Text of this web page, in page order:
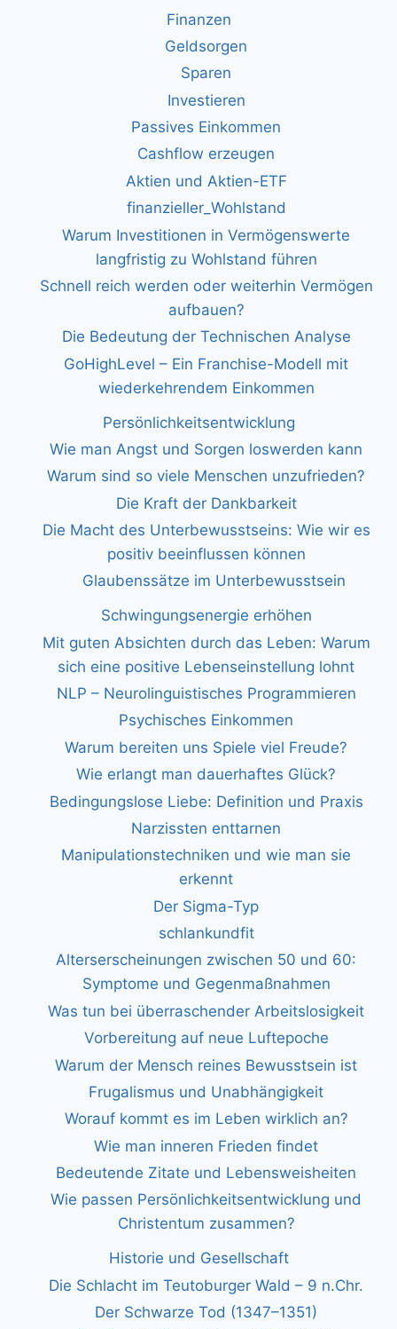
Finanzen
Geldsorgen
Sparen
Investieren
Passives Einkommen
Cashflow erzeugen
Aktien und Aktien-ETF
finanzieller_Wohlstand
Warum Investitionen in Vermögenswerte
langfristig zu Wohlstand führen
Schnell reich werden oder weiterhin Vermögen
aufbauen?
Die Bedeutung der Technischen Analyse
GoHighLevel – Ein Franchise-Modell mit
wiederkehrendem Einkommen
Persönlichkeitsentwicklung
Wie man Angst und Sorgen loswerden kann
Warum sind so viele Menschen unzufrieden?
Die Kraft der Dankbarkeit
Die Macht des Unterbewusstseins: Wie wir es
positiv beeinflussen können
Glaubenssätze im Unterbewusstsein
Schwingungsenergie erhöhen
Mit guten Absichten durch das Leben: Warum
sich eine positive Lebenseinstellung lohnt
NLP – Neurolinguistisches Programmieren
Psychisches Einkommen
Warum bereiten uns Spiele viel Freude?
Wie erlangt man dauerhaftes Glück?
Bedingungslose Liebe: Definition und Praxis
Narzissten enttarnen
Manipulationstechniken und wie man sie
erkennt
Der Sigma-Typ
schlankundfit
Alterserscheinungen zwischen 50 und 60:
Symptome und Gegenmaßnahmen
Was tun bei überraschender Arbeitslosigkeit
Vorbereitung auf neue Luftepoche
Warum der Mensch reines Bewusstsein ist
Frugalismus und Unabhängigkeit
Worauf kommt es im Leben wirklich an?
Wie man inneren Frieden findet
Bedeutende Zitate und Lebensweisheiten
Wie passen Persönlichkeitsentwicklung und
Christentum zusammen?
Historie und Gesellschaft
Die Schlacht im Teutoburger Wald – 9 n.Chr.
Der Schwarze Tod (1347–1351)